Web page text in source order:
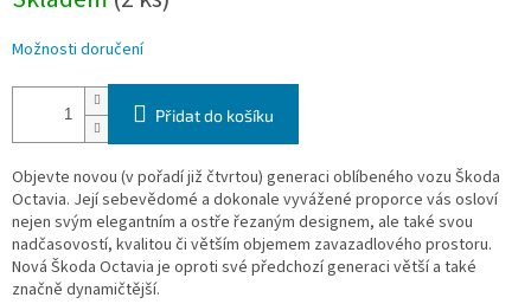
Možnosti doručení
Přidat do košíku
Objevte novou (v pořadí již čtvrtou) generaci oblíbeného vozu Škoda
Octavia. Její sebevědomé a dokonale vyvážené proporce vás osloví
nejen svým elegantním a ostře řezaným designem, ale také svou
nadčasovostí, kvalitou či větším objemem zavazadlového prostoru.
Nová Škoda Octavia je oproti své předchozí generaci větší a také
značně dynamičtější.